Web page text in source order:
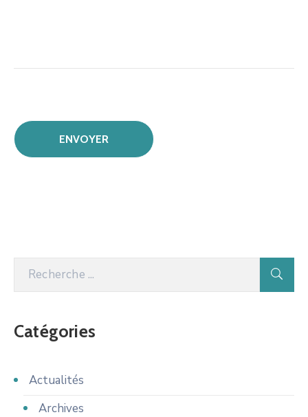
Catégories
Actualités
Archives